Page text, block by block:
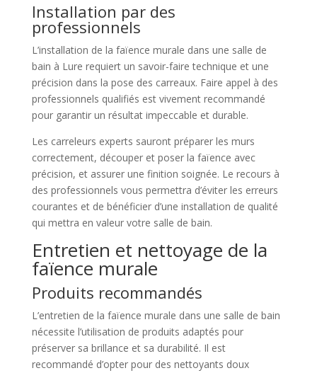
Installation par des
professionnels
L’installation de la faïence murale dans une salle de
bain à Lure requiert un savoir-faire technique et une
précision dans la pose des carreaux. Faire appel à des
professionnels qualifiés est vivement recommandé
pour garantir un résultat impeccable et durable.
Les carreleurs experts sauront préparer les murs
correctement, découper et poser la faïence avec
précision, et assurer une finition soignée. Le recours à
des professionnels vous permettra d’éviter les erreurs
courantes et de bénéficier d’une installation de qualité
qui mettra en valeur votre salle de bain.
Entretien et nettoyage de la
faïence murale
Produits recommandés
L’entretien de la faïence murale dans une salle de bain
nécessite l’utilisation de produits adaptés pour
préserver sa brillance et sa durabilité. Il est
recommandé d’opter pour des nettoyants doux